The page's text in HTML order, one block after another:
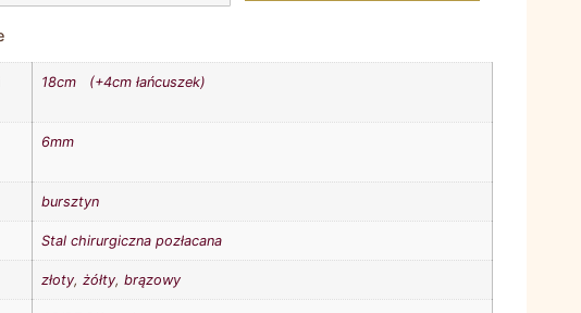
18cm (+4cm łańcuszek)
6mm
bursztyn
Stal chirurgiczna pozłacana
złoty,żółty,brązowy